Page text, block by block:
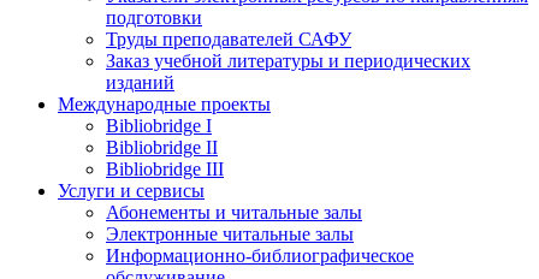
подготовки
Труды преподавателей САФУ
Заказ учебной литературы и периодических
изданий
Международные проекты
Bibliobridge I
Bibliobridge II
Bibliobridge III
Услуги и сервисы
Абонементы и читальные залы
Электронные читальные залы
Информационно-библиографическое